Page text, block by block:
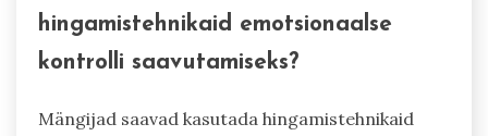
hingamistehnikaid emotsionaalse
kontrolli saavutamiseks?
Mängijad saavad kasutada hingamistehnikaid